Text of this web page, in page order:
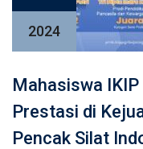
2024
Mahasiswa
Prestasi di
Pencak Silat